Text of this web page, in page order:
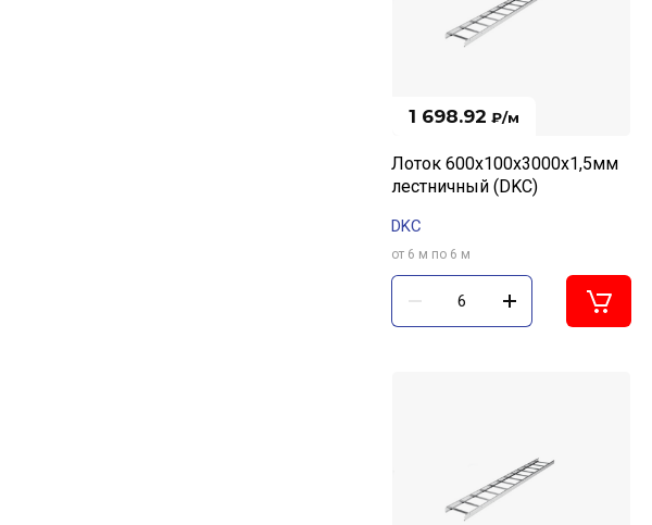
1 698.92 ₽/м
Лоток 600х100х3000х1,5мм
лестничный (DKC)
DKC
от 6 м по 6 м